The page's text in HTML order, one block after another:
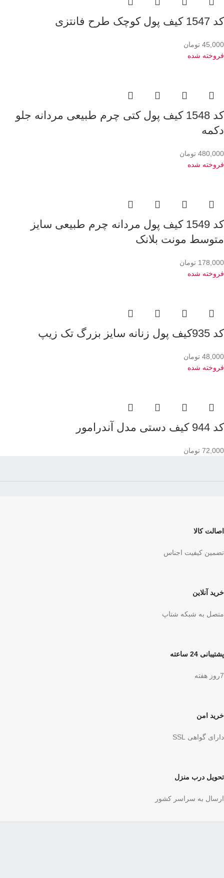
کد 1547 کیف پول کوچک طرح فانتزی
45,000 تومان
فروخته شده
کد 1548 کیف پول کتی چرم طبیعی مردانه جلو
دکمه
480,000 تومان
فروخته شده
کد 1549 کیف پول مردانه چرم طبیعی سایز
متوسط مونت بلانک
178,000 تومان
فروخته شده
کد 935کیف پول زنانه سایز بزرگ تک زیپ
48,000 تومان
فروخته شده
کد 944 کیف دستی مدل آندرامور
72,000 تومان
اصالت کالا
تضمین کیفیت اجناس
خرید آنلاین
متصل به شبکه شتاپ
پشتیبانی 24 ساعته
7روز هفته
خرید امن
دارای گواهی SSL
تحویل درب منزل
ارسال به سراسر کشور